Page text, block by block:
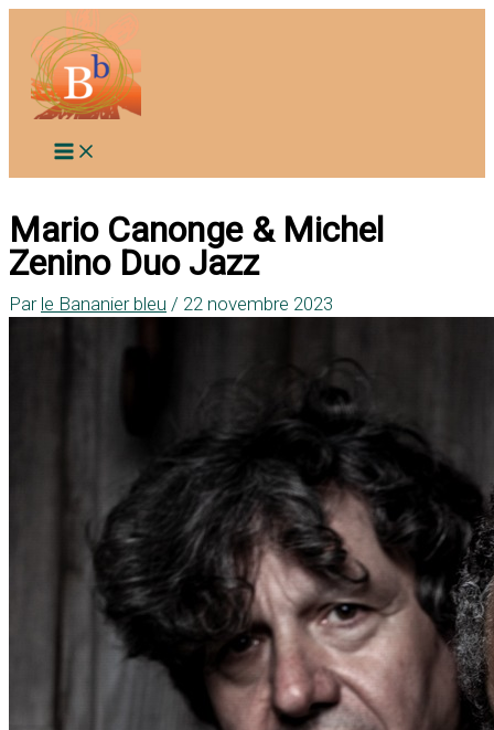
contenu
Mario Canonge & Michel
Zenino Duo Jazz
Par le Bananier bleu / 22 novembre 2023